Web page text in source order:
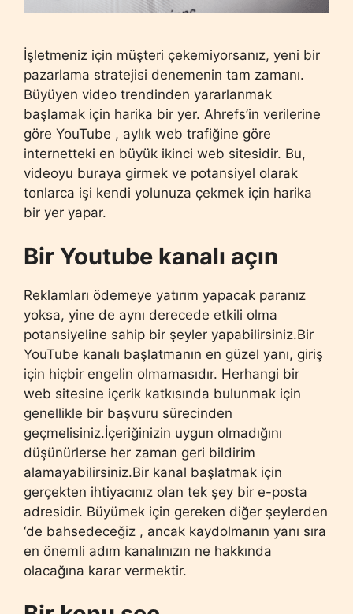
İşletmeniz için müşteri çekemiyorsanız, yeni bir
pazarlama stratejisi denemenin tam zamanı.
Büyüyen video trendinden yararlanmak
başlamak için harika bir yer. Ahrefs’in verilerine
göre YouTube , aylık web trafiğine göre
internetteki en büyük ikinci web sitesidir. Bu,
videoyu buraya girmek ve potansiyel olarak
tonlarca işi kendi yolunuza çekmek için harika
bir yer yapar.
Bir Youtube kanalı açın
Reklamları ödemeye yatırım yapacak paranız
yoksa, yine de aynı derecede etkili olma
potansiyeline sahip bir şeyler yapabilirsiniz.Bir
YouTube kanalı başlatmanın en güzel yanı, giriş
için hiçbir engelin olmamasıdır. Herhangi bir
web sitesine içerik katkısında bulunmak için
genellikle bir başvuru sürecinden
geçmelisiniz.İçeriğinizin uygun olmadığını
düşünürlerse her zaman geri bildirim
alamayabilirsiniz.Bir kanal başlatmak için
gerçekten ihtiyacınız olan tek şey bir e-posta
adresidir. Büyümek için gereken diğer şeylerden
‘de bahsedeceğiz , ancak kaydolmanın yanı sıra
en önemli adım kanalınızın ne hakkında
olacağına karar vermektir.